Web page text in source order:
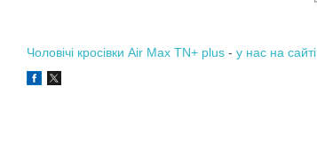
Чоловічі кросівки Air Max TN+ plus - у нас на сайті